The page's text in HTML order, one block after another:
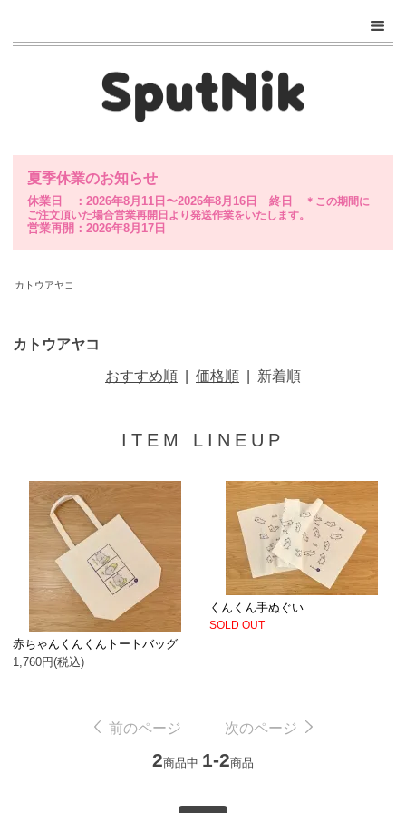
夏季休業のお知らせ
休業日 ：2026年8月11日〜2026年8月16日 終日
＊この期間に
ご注文頂いた場合営業再開日より発送作業をいたします。
営業再開：2026年8月17日
カトウアヤコ
カトウアヤコ
おすすめ順 価格順 新着順
ITEM LINEUP
赤ちゃんくんくんトートバッグ
1,760円(税込)
くんくん手ぬぐい
SOLD OUT
前のページ 次のページ
2商品中 1-2商品